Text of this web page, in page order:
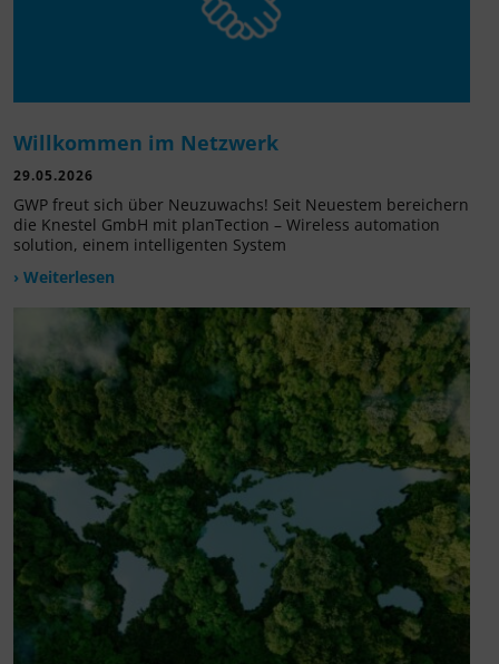
Willkommen im Netzwerk
29.05.2026
GWP freut sich über Neuzuwachs! Seit Neuestem bereichern
die Knestel GmbH mit planTection – Wireless automation
solution, einem intelligenten System
› Weiterlesen